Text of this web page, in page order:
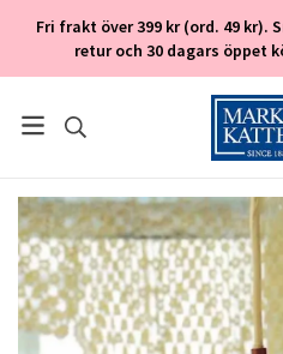
Fri frakt över 399 kr (ord. 49 kr).
retur och 30 dagars öppet